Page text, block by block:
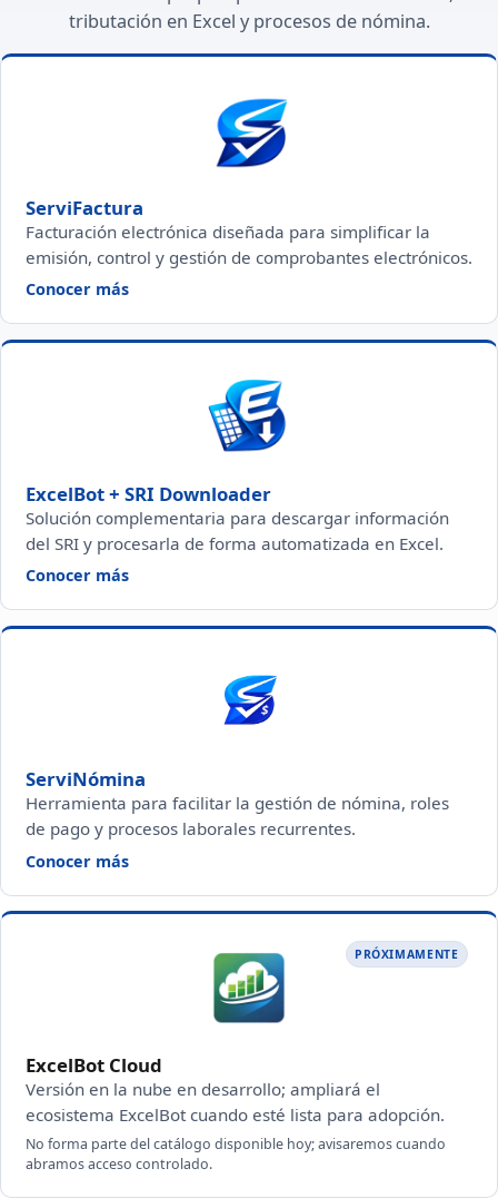
tributación en Excel y procesos de nómina.
ServiFactura
Facturación electrónica diseñada para simplificar la
emisión, control y gestión de comprobantes electrónicos.
Conocer más— ServiFactura
ExcelBot + SRI Downloader
Solución complementaria para descargar información
del SRI y procesarla de forma automatizada en Excel.
Conocer más— ExcelBot + SRI Downloader
ServiNómina
Herramienta para facilitar la gestión de nómina, roles
de pago y procesos laborales recurrentes.
Conocer más— ServiNómina
PRÓXIMAMENTE
ExcelBot Cloud
Versión en la nube en desarrollo; ampliará el
ecosistema ExcelBot cuando esté lista para adopción.
No forma parte del catálogo disponible hoy; avisaremos cuando
abramos acceso controlado.